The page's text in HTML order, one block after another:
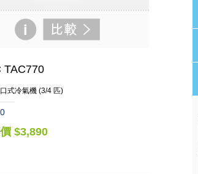
TAC770
式冷氣機 (3/4 匹)
$3,890